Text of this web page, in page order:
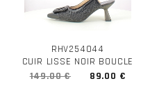
RHV254044
CUIR LISSE NOIR BOUCLE
149.00 €
89.00 €